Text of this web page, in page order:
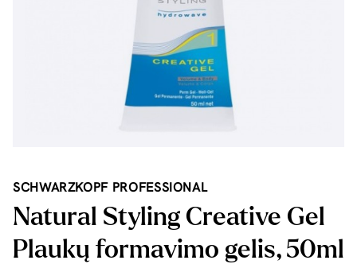
SCHWARZKOPF PROFESSIONAL
Natural Styling Creative Gel
Plaukų formavimo gelis, 50ml